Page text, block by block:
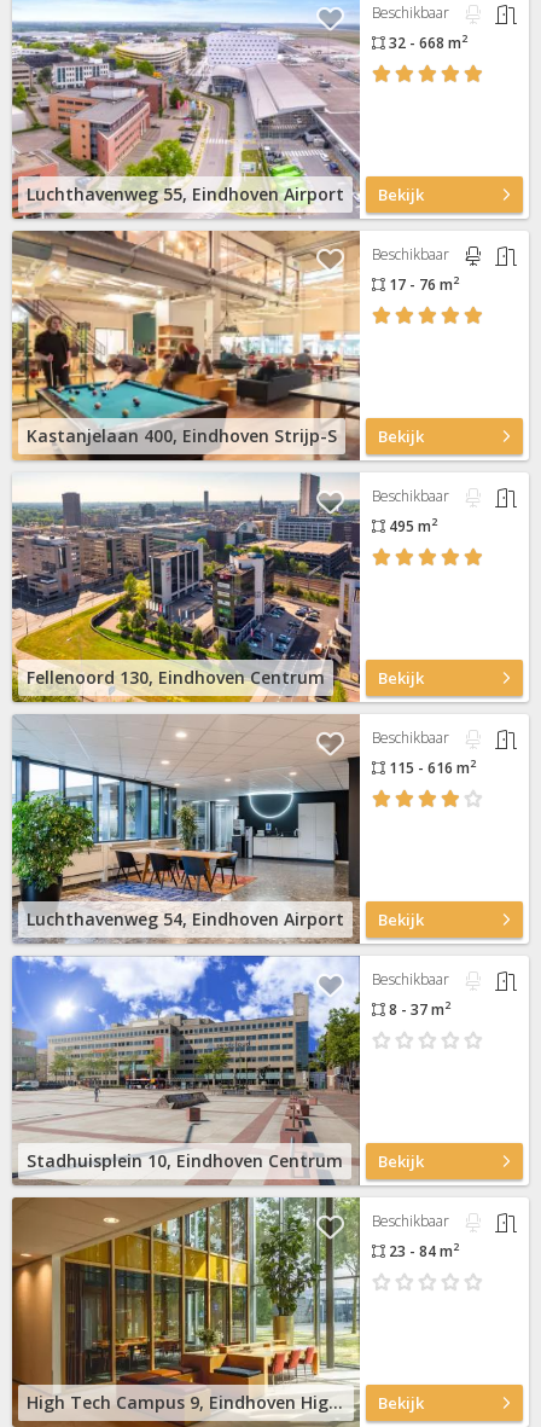
Luchthavenweg 55, Eindhoven Airport
Beschikbaar
32 - 668 m2
Bekijk
Kastanjelaan 400, Eindhoven Strijp-S
Beschikbaar
17 - 76 m2
Bekijk
Fellenoord 130, Eindhoven Centrum
Beschikbaar
495 m2
Bekijk
Luchthavenweg 54, Eindhoven Airport
Beschikbaar
115 - 616 m2
Bekijk
Stadhuisplein 10, Eindhoven Centrum
Beschikbaar
8 - 37 m2
Bekijk
High Tech Campus 9, Eindhoven High Tech Campus
Beschikbaar
23 - 84 m2
Bekijk